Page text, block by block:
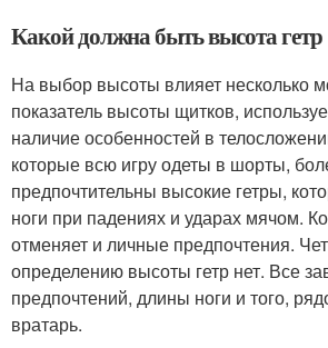
Какой должна быть высота гетр
На выбор высоты влияет несколько
показатель высоты щитков,
наличие особенностей в
которые всю игру одеты в шорты,
предпочтительны высокие гетры,
ноги при падениях и ударах мячом.
отменяет и личные предпочтения.
определению высоты гетр нет. Все
предпочтений, длины ноги и того,
вратарь.